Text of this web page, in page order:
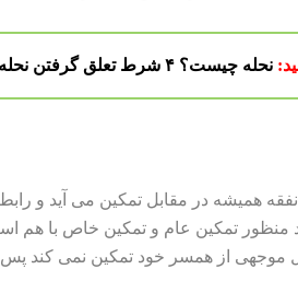
نحله چیست؟ ۴ شرط تعلق گرفتن نحله
همیشه در مقابل تمکین می آید و
تمکین عام و تمکین خاص با هم
موجهی از همسر خود تمکین نمی کند پس